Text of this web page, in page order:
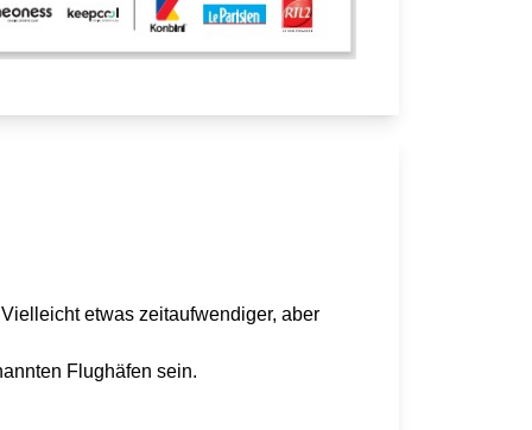
etwas zeitaufwendiger, aber
Flughäfen sein.